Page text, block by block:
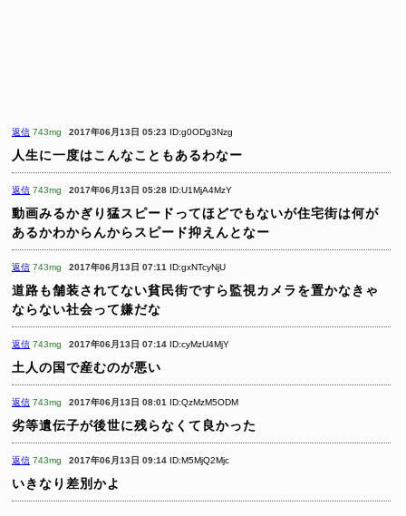
返信 743mg 2017年06月13日 05:23 ID:g0ODg3Nzg
人生に一度はこんなこともあるわなー
返信 743mg 2017年06月13日 05:28 ID:U1MjA4MzY
動画みるかぎり猛スピードってほどでもないが住宅街は何が
あるかわからんからスピード抑えんとなー
返信 743mg 2017年06月13日 07:11 ID:gxNTcyNjU
道路も舗装されてない貧民街ですら監視カメラを置かなきゃ
ならない社会って嫌だな
返信 743mg 2017年06月13日 07:14 ID:cyMzU4MjY
土人の国で産むのが悪い
返信 743mg 2017年06月13日 08:01 ID:QzMzM5ODM
劣等遺伝子が後世に残らなくて良かった
返信 743mg 2017年06月13日 09:14 ID:M5MjQ2Mjc
いきなり差別かよ